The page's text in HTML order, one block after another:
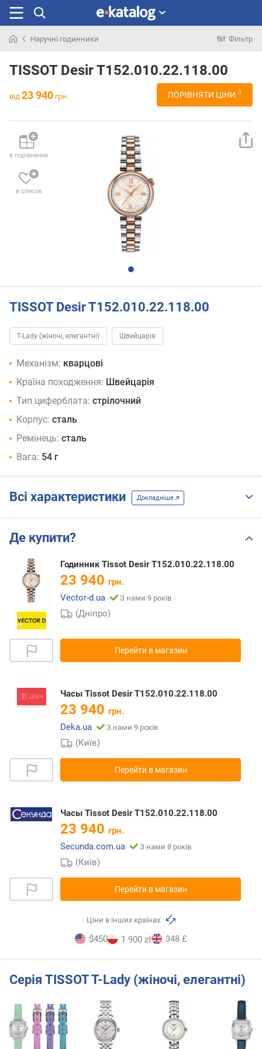
раніше
Наручні годинники Фільтр
TISSOT Desir T152.010.22.118.00
від 23 940 грн. ПОРІВНЯТИ ЦІНИ 3
в порівняння
в список
TISSOT Desir T152.010.22.118.00
T-Lady (жіночі, елегантні) Швейцарія
Механізм: кварцові
Країна походження: Швейцарія
Тип циферблата: стрілочний
Корпус: сталь
Ремінець: сталь
Вага: 54 г
Всі характеристики Докладніше
Де купити?
Годинник Tissot Desir T152.010.22.118.00
23 940 грн.
Vector-d.ua
З нами 9 років
(Дніпро)
Перейти в магазин
Часы Tissot Desir T152.010.22.118.00
23 940 грн.
Deka.ua
З нами 9 років
(Київ)
Перейти в магазин
Часы Tissot Desir T152.010.22.118.00
23 940 грн.
Secunda.com.ua
З нами 8 років
(Київ)
Перейти в магазин
Ціни в інших країнах
$450 1 900 zł 348 £
Серія TISSOT T-Lady (жіночі, елегантні)